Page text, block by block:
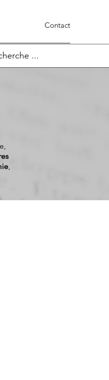
Contact
,